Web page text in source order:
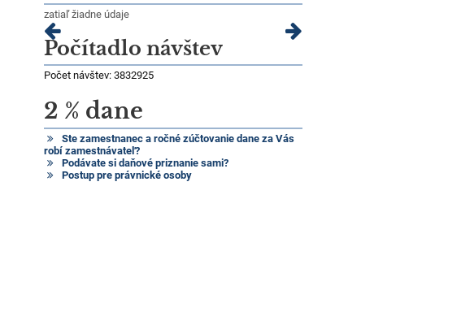
zatiaľ žiadne údaje
Počítadlo návštev
Počet návštev: 3832925
2 % dane
Ste zamestnanec a ročné zúčtovanie dane za Vás
robí zamestnávateľ?
Podávate si daňové priznanie sami?
Postup pre právnické osoby